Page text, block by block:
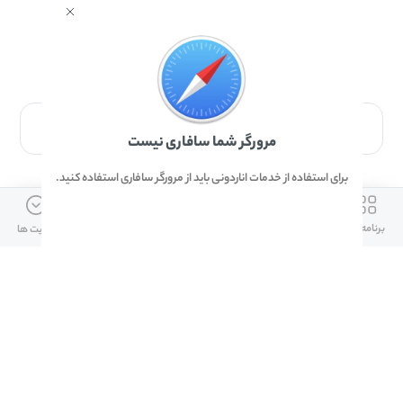
برای دانلود برنامه با مرورگر Safari وارد شوید.
ارتباط با ما
برنامه ها آپدیت ها
مرورگر شما سافاری نیست
برای استفاده از خدمات اناردونی باید از مرورگر سافاری استفاده کنید.